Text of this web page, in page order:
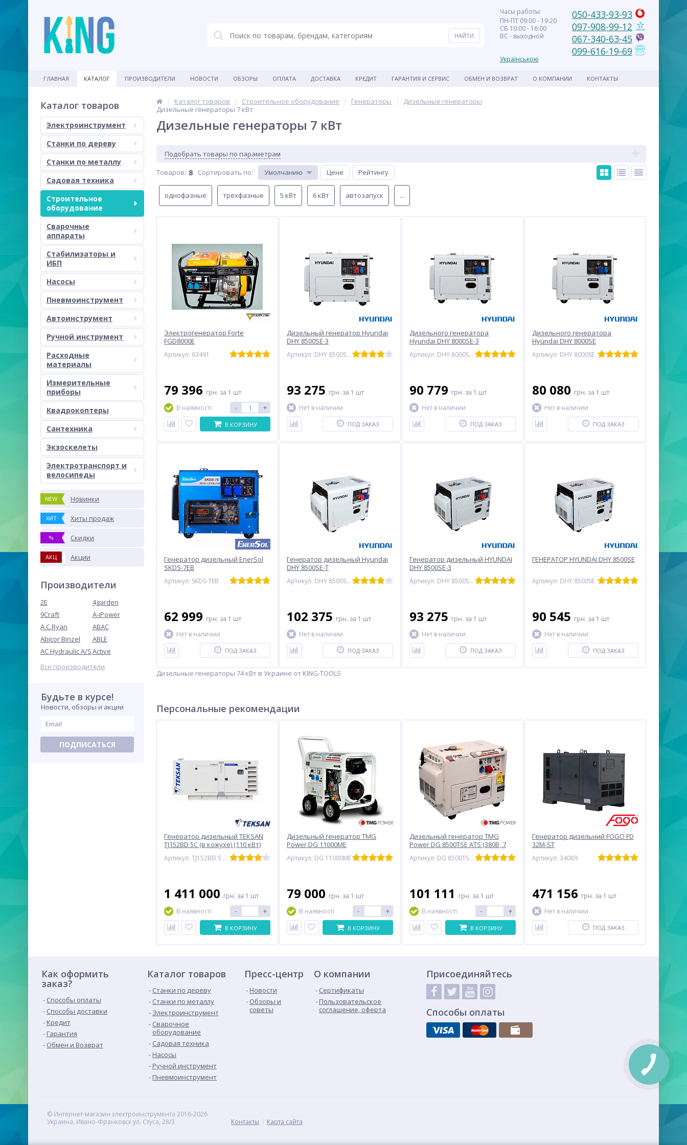
Часы работы:
ПН-ПТ 09:00 - 19:20
СБ 10:00 - 16:00
ВС - выходной
Українською
050-433-93-93
097-908-99-12
067-340-63-45
099-616-19-69
ГЛАВНАЯ КАТАЛОГ ПРОИЗВОДИТЕЛИ НОВОСТИ ОБЗОРЫ ОПЛАТА ДОСТАВКА КРЕДИТ ГАРАНТИЯ И СЕРВИС ОБМЕН И ВОЗВРАТ О КОМПАНИИ КОНТАКТЫ
Каталог товаров
Электроинструмент
Станки по дереву
Станки по металлу
Садовая техника
Строительное
оборудование
Сварочные
аппараты
Стабилизаторы и
ИБП
Насосы
Пневмоинструмент
Автоинструмент
Ручной инструмент
Расходные
материалы
Измерительные
приборы
Квадрокоптеры
Сантехника
Экзоскелеты
Электротранспорт и
велосипеды
NEW Новинки
ХИТ Хиты продаж
% Скидки
АКЦ Акции
Производители
2E
4garden
9Craft
A-iPower
A.C.Ryan
ABAC
Abicor Binzel
ABLE
AC Hydraulic A/SActive
Все производители
Будьте в курсе!
Новости, обзоры и акции
ПОДПИСАТЬСЯ
Каталог товаров Строительное оборудование Генераторы
Дизельные генераторы
Дизельные генераторы 7 кВт
Дизельные генераторы 7 кВт
Подобрать товары по параметрам
Товаров: 8 Сортировать по: Умолчанию Цене Рейтингу
однофазные трехфазные 5 кВт 6 кВт автозапуск ...
Электрогенератор Forte
FGD8000E
Артикул: 63491
79 396 грн. за 1 шт
В наявності
- +
В КОРЗИНУ
Дизельный генератор Hyundai
DHY 8500SE-3
Артикул: DHY 8500SE-3
93 275 грн. за 1 шт
Нет в наличии
ПОД ЗАКАЗ
Дизельного генератора
Hyundai DHY 8000SE-3
Артикул: DHY 8000SE-3
90 779 грн. за 1 шт
Нет в наличии
ПОД ЗАКАЗ
Дизельного генератора
Hyundai DHY 8000SE
Артикул: DHY 8000SE
80 080 грн. за 1 шт
Нет в наличии
ПОД ЗАКАЗ
Генератор дизельный EnerSol
SKDS-7EB
Артикул: SKDS-7EB
62 999 грн. за 1 шт
Нет в наличии
ПОД ЗАКАЗ
Генератор дизельный Hyundai
DHY 8500SE-T
Артикул: DHY 8500SE-T
102 375 грн. за 1 шт
Нет в наличии
ПОД ЗАКАЗ
Генератор дизельный HYUNDAI
DHY 8500SE-3
Артикул: DHY 8500SE-3
93 275 грн. за 1 шт
Нет в наличии
ПОД ЗАКАЗ
ГЕНЕРАТОР HYUNDAI DHY 8500SE
Артикул: DHY 8500SE
90 545 грн. за 1 шт
Нет в наличии
ПОД ЗАКАЗ
Дизельные генераторы 74 кВт в Украине от KING-TOOLS
Персональные рекомендации
Генератор дизельный TEKSAN
TJ152BD 5C (в кожухе) (110 кВт)
Артикул: TJ152BD 5C-400-1
1 411 000 грн. за 1 шт
В наявності
- +
В КОРЗИНУ
Дизельный генератор TMG
Power DG 11000ME
Артикул: DG 11000ME
79 000 грн. за 1 шт
В наявності
- +
В КОРЗИНУ
Дизельный генератор TMG
Power DG 8500TSE ATS (380В, 7
Артикул: DG 8500TSE ATS
101 111 грн. за 1 шт
В наявності
- +
В КОРЗИНУ
Генератор дизельний FOGO FD
32M-ST
Артикул: 34089
471 156 грн. за 1 шт
Нет в наличии
ПОД ЗАКАЗ
Как оформить
заказ?
Способы оплаты
Способы доставки
Кредит
Гарантия
Обмен и Возврат
Каталог товаров
Станки по дереву
Станки по металлу
Электроинструмент
Сварочное
оборудование
Садовая техника
Насосы
Ручной инструмент
Пневмоинструмент
Пресс-центр
Новости
Обзоры и
советы
О компании
Сертификаты
Пользовательское
соглашение, оферта
Присоединяйтесь
Способы оплаты
© Интернет-магазин электроинструмента 2016-2026
Украина, Ивано-Франковск ул. Стуса, 28/3
Контакты Карта сайта